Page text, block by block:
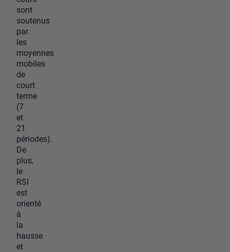
sont
soutenus
par
les
moyennes
mobiles
de
court
terme
(7
et
21
périodes).
De
plus,
le
RSI
est
orienté
à
la
hausse
et